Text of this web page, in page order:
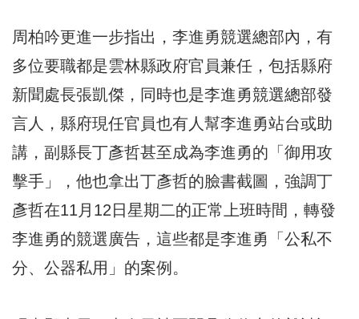
周柏吟更進一步指出，李進勇競選總部內，有
多位要職都是雲林縣政府官員兼任，包括縣府
新聞處長張凱傑，同時也是李進勇競選總部發
言人，縣府現任官員也有人幫李進勇站台或助
講，副縣長丁彥哲甚至成為李進勇的「御用攻
擊手」，他也拿出丁彥哲的臉書截圖，強調丁
彥哲在11月12日星期二的正常上班時間，轉發
李進勇的競選廣告，這些都是李進勇「公私不
分、公器私用」的案例。